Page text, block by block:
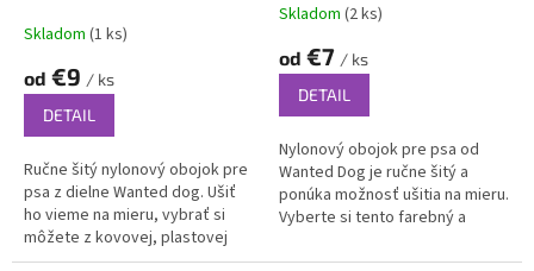
Skladom (1 ks)
od €9 / ks
DETAIL
Ručne šitý nylonový obojok pre
psa z dielne Wanted dog. Ušiť
ho vieme na mieru, vybrať si
môžete z kovovej, plastovej
alebo LED svietiacej spony.
Priemerné
produktu
5,0
5
hviezdičiek.
Skladom (2 ks)
od €7 / ks
DETAIL
Nylonový obojok pre psa od
Wanted Dog je ručne šitý a
ponúka možnosť ušitia na mieru.
Vyberte si tento farebný a
osobnosť vášho štvornohého